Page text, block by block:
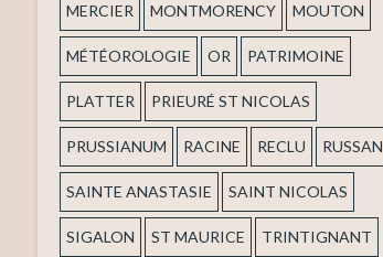
MERCIER MONTMORENCY MOUTON
MÉTÉOROLOGIE OR PATRIMOINE
PLATTER PRIEURÉ ST NICOLAS
PRUSSIANUM RACINE RECLU RUSSAN
SAINTE ANASTASIE SAINT NICOLAS
SIGALON ST MAURICE TRINTIGNANT